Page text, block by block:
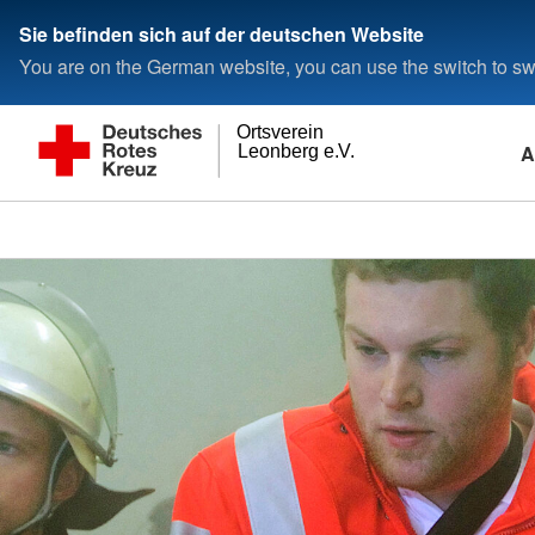
Sie befinden sich auf der deutschen Website
You are on the German website, you can use the switch to
Leonberg e.V.
Ortsverein